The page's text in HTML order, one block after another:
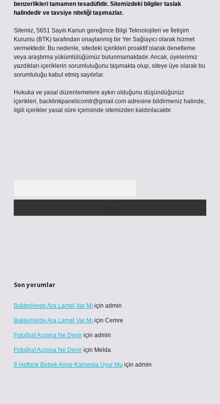
benzerlikleri tamamen tesadüfidir. Sitemizdeki bilgiler taslak
halindedir ve tavsiye niteliği taşımazlar.
Sitemiz, 5651 Sayılı Kanun gereğince Bilgi Teknolojileri ve İletişim
Kurumu (BTK) tarafından onaylanmış bir Yer Sağlayıcı olarak hizmet
vermektedir. Bu nedenle, sitedeki içerikleri proaktif olarak denetleme
veya araştırma yükümlülüğümüz bulunmamaktadır. Ancak, üyelerimiz
yazdıkları içeriklerin sorumluluğunu taşımakta olup, siteye üye olarak bu
sorumluluğu kabul etmiş sayılırlar.
Hukuka ve yasal düzenlemelere aykırı olduğunu düşündüğünüz
içerikleri, backlinkpanelicomtr@gmail.com adresine bildirmeniz halinde,
ilgili içerikler yasal süre içerisinde sitemizden kaldırılacaktır.
Son yorumlar
Bakterilerde Ara Lamel Var Mı için admin
Bakterilerde Ara Lamel Var Mı için Cemre
Fotoğraf Açısına Ne Denir için admin
Fotoğraf Açısına Ne Denir için Melda
8 Haftalık Bebek Anne Karnında Uyur Mu için admin